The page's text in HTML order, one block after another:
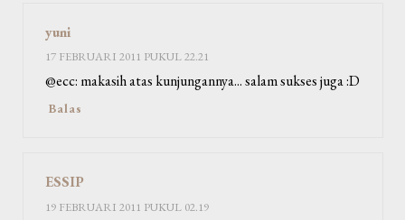
yuni
17 FEBRUARI 2011 PUKUL 22.21
@ecc: makasih atas kunjungannya... salam sukses juga :D
Balas
ESSIP
19 FEBRUARI 2011 PUKUL 02.19